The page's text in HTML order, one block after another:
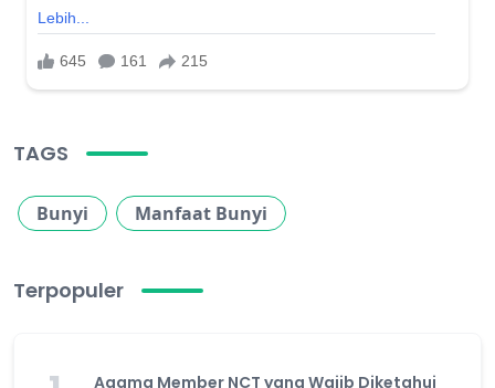
TAGS
Bunyi Manfaat Bunyi
Terpopuler
Agama Member NCT yang Wajib Diketahui